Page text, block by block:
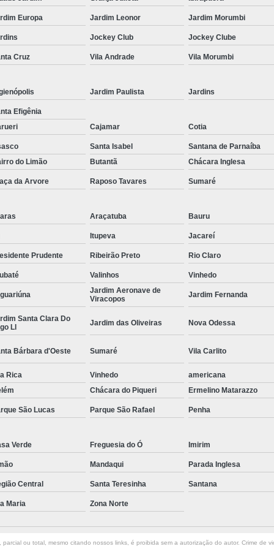
Corrimão Inox Quadrado
Corte a Laser Chapa Aço
Corte a Laser em Chapa
Solda a Laser
Corte a Laser em Chapa de
Corte Chapa a Laser
Corte de Chapa a Laser
Corte
Curvamento de Tubos
Curvamento de Tubos a
Curvamento de Tubos de Aço
Curvamento de Tubos
Corte e Dobra Chapa
Corte e
Dobra Chapa de Alumínio
Dobra de Chapa de
Dobra de Chapa de Ferro
Dobradeira de Chapa
Dobra de
Dobra Tubo com Maçarico
Dobra Tubo Quadrado
Empresa de Corte a Laser Chapa
Europa Jardim Leonor Jardim Morumbi
Jockey Club Jockey Clube
Cruz Vila Andrade Vila Morumbi
Jardim Paulista Jardins
Efigênia
Cajamar Cotia
Santa Isabel Santana de Parnaíba
do Limão Butantã Chácara Inglesa
da Arvore Raposo Tavares Sumaré
Araçatuba Bauru
Itupeva Jacareí
Prudente Ribeirão Preto Rio Claro
Valinhos Vinhedo
Jardim Aeronave de
Viracopos
Jardim Fernanda
Santa Clara Do
Ll
Jardim das Oliveiras Nova Odessa
Bárbara d'Oeste Sumaré Vila Carlito
Rica Vinhedo
americana
Chácara do Piqueri Ermelino Matarazzo
São Lucas Parque São Rafael Penha
Verde Freguesia do Ó Imirim
Mandaqui Parada Inglesa
Central Santa Teresinha Santana
Maria
Zona Norte
ou total, mesmo citando nossos links, é proibida sem a autorização do autor. Crime de